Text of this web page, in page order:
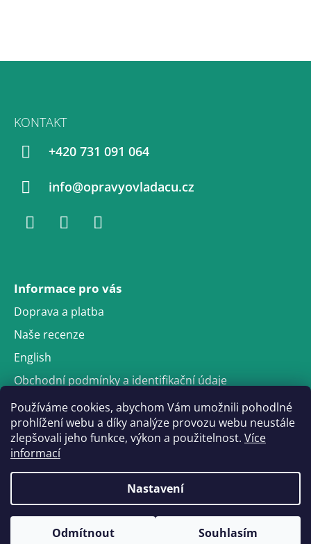
Používáme cookies, abychom Vám umožnili pohodlné
prohlížení webu a díky analýze provozu webu neustále
zlepšovali jeho funkce, výkon a použitelnost. Více
informací
Nastavení
Odmítnout Souhlasím
Vážení zákazníci, 3.8. - 7.8.2026 máme dovolenou a náš servis je
zavřený. Objednávky i veškeré hovory/zprávy budou vyřizovány v
KONTAKT
+420 731 091 064
info@opravyovladacu.cz
Informace pro vás
Doprava a platba
Naše recenze
English
Obchodní podmínky a identifikační údaje
Podmínky ochrany osobních údajů
© 2026 Opravy ovladačů PS4 / PS5 / Xbox.
Všechna práva vyhrazena.